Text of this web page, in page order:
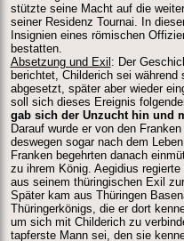
stützte seine Macht auf die
seiner Residenz Tournai. In
Insignien eines römischen
bestatten.
Absetzung und Exil: Der
berichtet, Childerich sei
abgesetzt, später aber wieder
soll sich dieses Ereignis
gab sich der Unzucht hin und
Darauf wurde er von den
deswegen sogar nach dem
Franken begehrten danach
zu ihrem König. Aegidius
aus seinem thüringischen Exil
Später kam aus Thüringen
Thüringerkönigs, die er dort
um sich mit Childerich zu
tapferste Mann sei, den sie